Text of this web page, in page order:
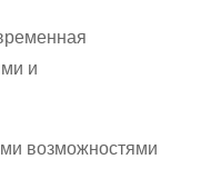
и
возможностями